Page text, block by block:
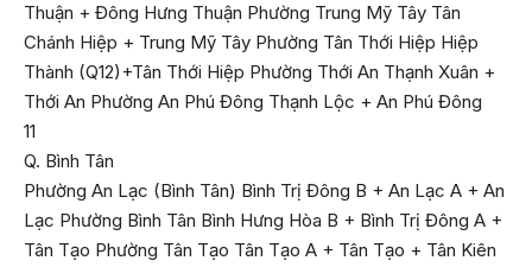
Thuận + Đông Hưng Thuận Phường Trung Mỹ Tây Tân
Chánh Hiệp + Trung Mỹ Tây Phường Tân Thới Hiệp Hiệp
Thành (Q12)+Tân Thới Hiệp Phường Thới An Thạnh Xuân +
Thới An Phường An Phú Đông Thạnh Lộc + An Phú Đông
11
Q. Bình Tân
Phường An Lạc (Bình Tân) Bình Trị Đông B + An Lạc A + An
Lạc Phường Bình Tân Bình Hưng Hòa B + Bình Trị Đông A +
Tân Tạo Phường Tân Tạo Tân Tạo A + Tân Tạo + Tân Kiên